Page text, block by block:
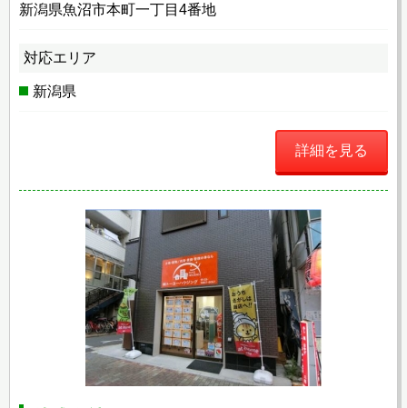
新潟県魚沼市本町一丁目4番地
対応エリア
新潟県
詳細を見る